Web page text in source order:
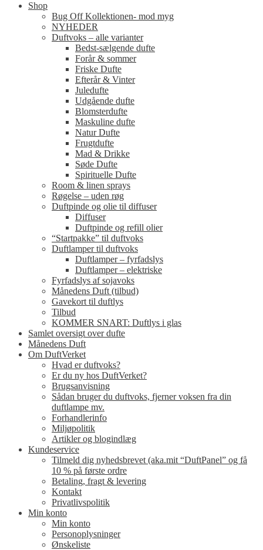
Shop
Bug Off Kollektionen- mod myg
NYHEDER
Duftvoks – alle varianter
Bedst-sælgende dufte
Forår & sommer
Friske Dufte
Efterår & Vinter
Juledufte
Udgående dufte
Blomsterdufte
Maskuline dufte
Natur Dufte
Frugtdufte
Mad & Drikke
Søde Dufte
Spirituelle Dufte
Room & linen sprays
Røgelse – uden røg
Duftpinde og olie til diffuser
Diffuser
Duftpinde og refill olier
“Startpakke” til duftvoks
Duftlamper til duftvoks
Duftlamper – fyrfadslys
Duftlamper – elektriske
Fyrfadslys af sojavoks
Månedens Duft (tilbud)
Gavekort til duftlys
Tilbud
KOMMER SNART: Duftlys i glas
Samlet oversigt over dufte
Månedens Duft
Om DuftVerket
Hvad er duftvoks?
Er du ny hos DuftVerket?
Brugsanvisning
Sådan bruger du duftvoks, fjerner voksen fra din
duftlampe mv.
Forhandlerinfo
Miljøpolitik
Artikler og blogindlæg
Kundeservice
Tilmeld dig nyhedsbrevet (aka.mit “DuftPanel” og få
10 % på første ordre
Betaling, fragt & levering
Kontakt
Privatlivspolitik
Min konto
Min konto
Personoplysninger
Ønskeliste